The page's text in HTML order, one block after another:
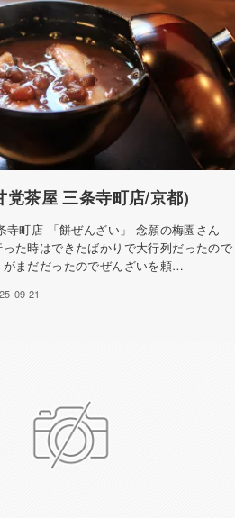
党茶屋 三条寺町店/京都)
寺町店 「餅ぜんざい」 念願の梅園さん
た時はできたばかりで大行列だったので
まだだったのでぜんざいを頼…
09-21